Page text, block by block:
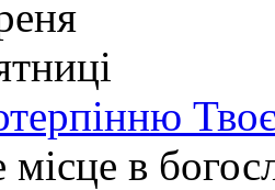
місце в